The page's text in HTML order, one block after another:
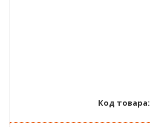
Код товара: